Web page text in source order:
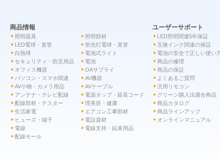
商品情報
照明器具
照明部材
LED電球・直管
蛍光灯電球・直管
白熱球
電池式ライト
セキュリティ・防災用品
電池
オフィス機器
OAサプライ
パソコン・スマホ関連
AV機器
AV小物・カメラ用品
AVケーブル
アンテナ・テレビ配線
電源タップ・延長コード
配線部材・テスター
理美容・健康
生活家電
エアコン工事部材
ヒューズ・端子
電設資材
電線
電線支持・結束用品
配線モール
ユーザーサポート
LED照明関連5年保証
互換インク関連の保証
電池の安全で正しい使い
商品の修理
商品の保証
よくあるご質問
汎用リモコン
グリーン購入法適合商品
商品カタログ
商品ラインアップ
オンラインマニュアル